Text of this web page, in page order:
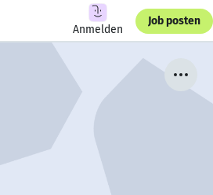
Anmelden
Job posten